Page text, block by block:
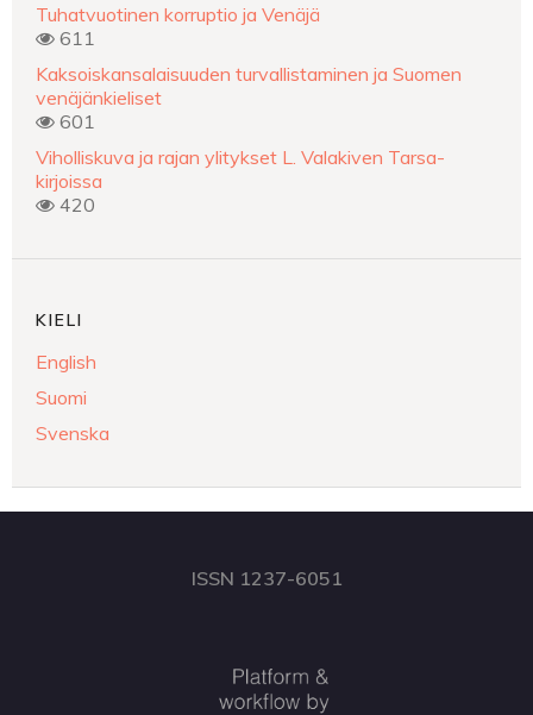
Tuhatvuotinen korruptio ja Venäjä
611
Kaksoiskansalaisuuden turvallistaminen ja Suomen
venäjänkieliset
601
Viholliskuva ja rajan ylitykset L. Valakiven Tarsa-
kirjoissa
420
KIELI
English
Suomi
Svenska
ISSN 1237-6051